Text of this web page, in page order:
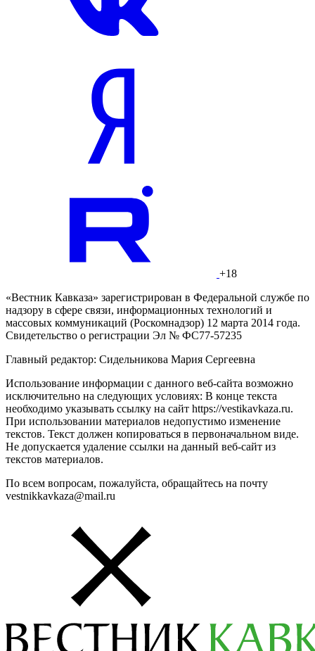
+18
«Вестник Кавказа» зарегистрирован в Федеральной службе по
надзору в сфере связи, информационных технологий и
массовых коммуникаций (Роскомнадзор) 12 марта 2014 года.
Свидетельство о регистрации Эл № ФС77-57235
Главный редактор: Сидельникова Мария Сергеевна
Использование информации с данного веб-сайта возможно
исключительно на следующих условиях: В конце текста
необходимо указывать ссылку на сайт https://vestikavkaza.ru.
При использовании материалов недопустимо изменение
текстов. Текст должен копироваться в первоначальном виде.
Не допускается удаление ссылки на данный веб-сайт из
текстов материалов.
По всем вопросам, пожалуйста, обращайтесь на почту
vestnikkavkaza@mail.ru